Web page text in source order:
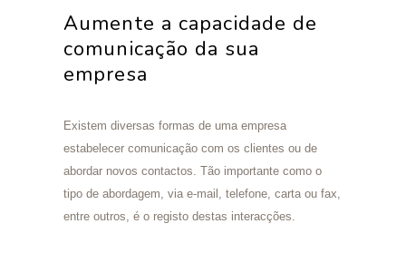
Aumente a capacidade de
comunicação da sua
empresa
Existem diversas formas de uma empresa
estabelecer comunicação com os clientes ou de
abordar novos contactos. Tão importante como o
tipo de abordagem, via e-mail, telefone, carta ou fax,
entre outros, é o registo destas interacções.